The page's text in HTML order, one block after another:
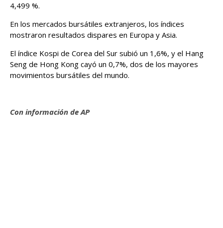
4,499 %.
En los mercados bursátiles extranjeros, los índices
mostraron resultados dispares en Europa y Asia.
El índice Kospi de Corea del Sur subió un 1,6%, y el Hang
Seng de Hong Kong cayó un 0,7%, dos de los mayores
movimientos bursátiles del mundo.
Con información de AP